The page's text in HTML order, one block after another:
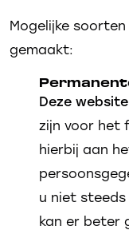
Mogelijke
gemaakt:
Deze website
zijn voor het
hierbij aan
u niet steeds
kan er beter